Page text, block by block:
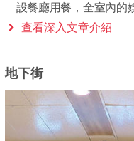
設餐廳用餐，全室內的
查看深入文章介紹
地下街